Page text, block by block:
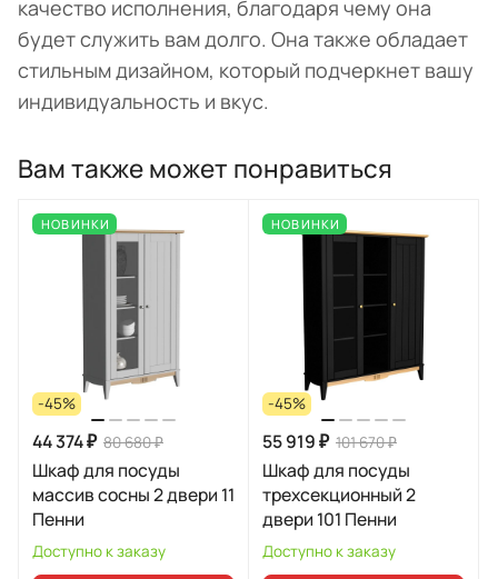
качество исполнения, благодаря чему она
будет служить вам долго. Она также обладает
стильным дизайном, который подчеркнет вашу
индивидуальность и вкус.
Вам также может понравиться
НОВИНКИ
-45%
44 374 ₽ 80 680 ₽
Шкаф для посуды
массив сосны 2 двери 11
Пенни
Доступно к заказу
НОВИНКИ
-45%
55 919 ₽ 101 670 ₽
Шкаф для посуды
трехсекционный 2
двери 101 Пенни
Доступно к заказу